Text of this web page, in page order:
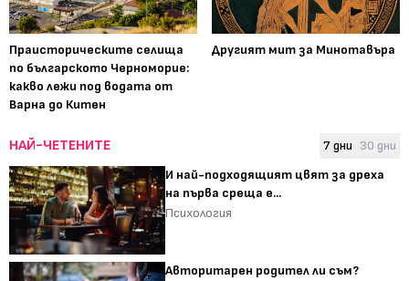
Праисторическите селища
по българското Черноморие:
какво лежи под водата от
Варна до Китен
Другият мит за Минотавъра
НАЙ-ЧЕТЕНИТЕ 7 дни 30 дни
И най-подходящият цвят за дреха
на първа среща е...
Психология
Авторитарен родител ли съм?